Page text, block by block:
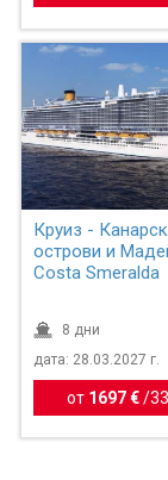
Круиз -
острови и
Costa Smeralda
8 дни
дата: 28.03.2027 г.
от 1697 € /